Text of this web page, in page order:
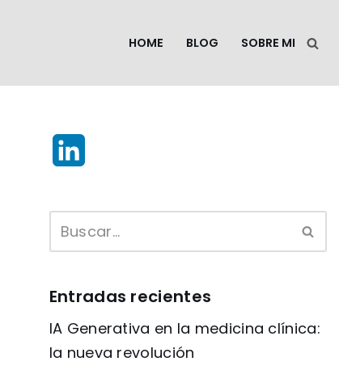
HOME BLOG SOBRE MI
n
k
Entradas recientes
IA Generativa en la medicina clínica:
la nueva revolución